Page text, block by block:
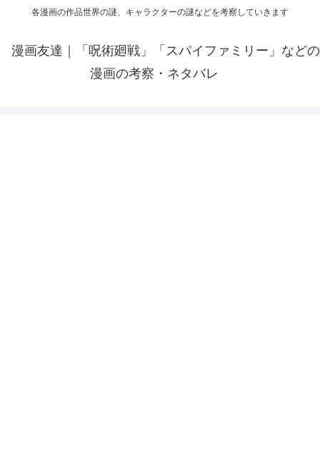
各漫画の作品世界の謎、キャラクターの謎などを考察していきます
漫画友達｜「呪術廻戦」「スパイファミリー」などの
漫画の考察・ネタバレ